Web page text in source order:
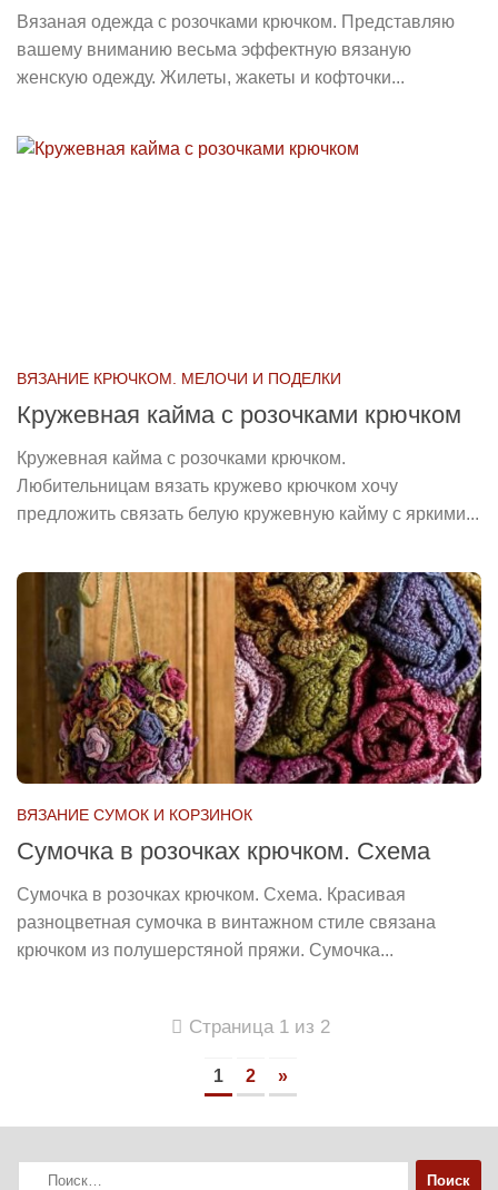
Вязаная одежда с розочками крючком. Представляю
вашему вниманию весьма эффектную вязаную
женскую одежду. Жилеты, жакеты и кофточки...
ВЯЗАНИЕ КРЮЧКОМ. МЕЛОЧИ И ПОДЕЛКИ
Кружевная кайма с розочками крючком
Кружевная кайма с розочками крючком.
Любительницам вязать кружево крючком хочу
предложить связать белую кружевную кайму с яркими...
ВЯЗАНИЕ СУМОК И КОРЗИНОК
Сумочка в розочках крючком. Схема
Сумочка в розочках крючком. Схема. Красивая
разноцветная сумочка в винтажном стиле связана
крючком из полушерстяной пряжи. Сумочка...
Страница 1 из 2
1 2 »
Найти: